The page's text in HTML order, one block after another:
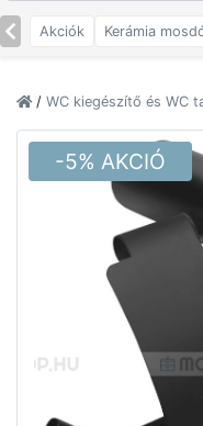
Akciók Kerámia
/ WC kiegészítő és WC
-5% AKCIÓ